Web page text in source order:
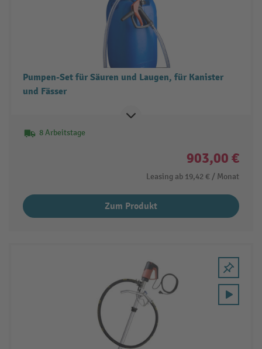
Pumpen-Set für Säuren und Laugen, für Kanister
und Fässer
8 Arbeitstage
903,00 €
Leasing ab 19,42 € / Monat
Zum Produkt